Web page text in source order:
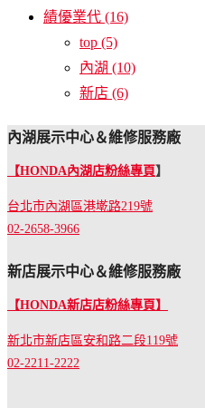
績優業代 (16)
top (5)
內湖 (10)
新店 (6)
內湖展示中心＆維修服務廠
【HONDA內湖店粉絲專頁】
台北市內湖區港墘路219號
02-2658-3966
新店展示中心＆維修服務廠
【HONDA新店店粉絲專頁】
新北市新店區安和路二段119號
02-2211-2222